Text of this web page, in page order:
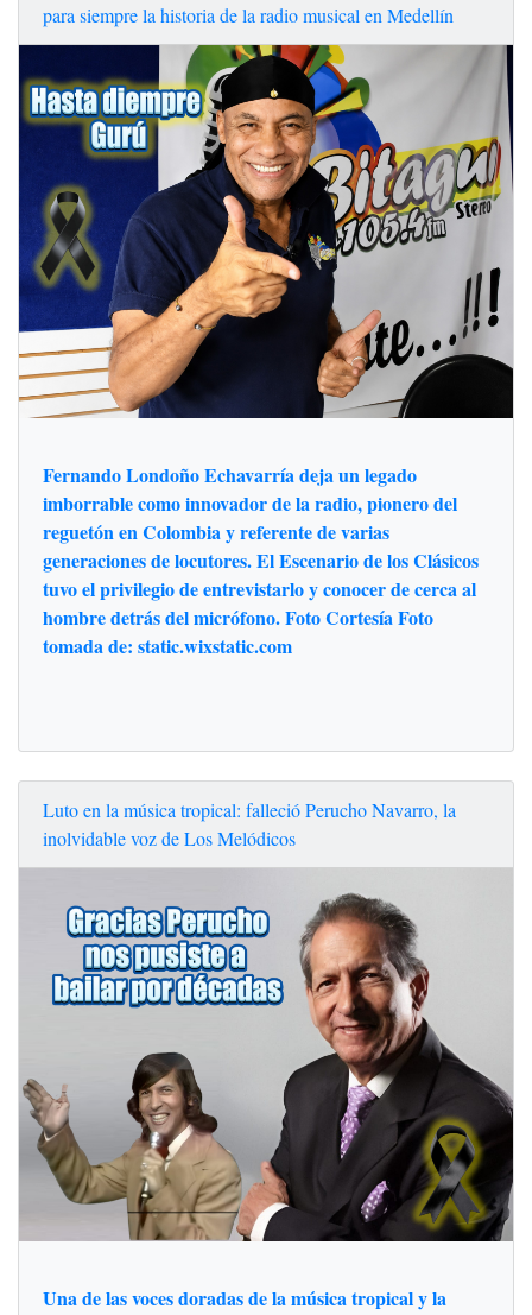
para siempre la historia de la radio musical en Medellín
Fernando Londoño Echavarría deja un legado
imborrable como innovador de la radio, pionero del
reguetón en Colombia y referente de varias
generaciones de locutores. El Escenario de los Clásicos
tuvo el privilegio de entrevistarlo y conocer de cerca al
hombre detrás del micrófono. Foto Cortesía Foto
tomada de: static.wixstatic.com
Luto en la música tropical: falleció Perucho Navarro, la
inolvidable voz de Los Melódicos
Una de las voces doradas de la música tropical y la